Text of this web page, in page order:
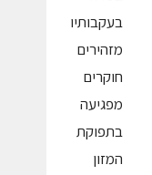
בעקבותיו
מזהירים
חוקרים
מפגיעה
בתפוקת
המזון